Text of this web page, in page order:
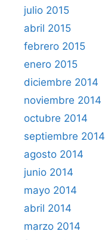
julio 2015
abril 2015
febrero 2015
enero 2015
diciembre 2014
noviembre 2014
octubre 2014
septiembre 2014
agosto 2014
junio 2014
mayo 2014
abril 2014
marzo 2014